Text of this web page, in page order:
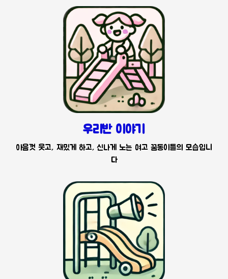
우리반 이야기
아음껏 웃고, 재밌게 하고, 신나게 노는 여고 꿈동이들의 모습입니
다